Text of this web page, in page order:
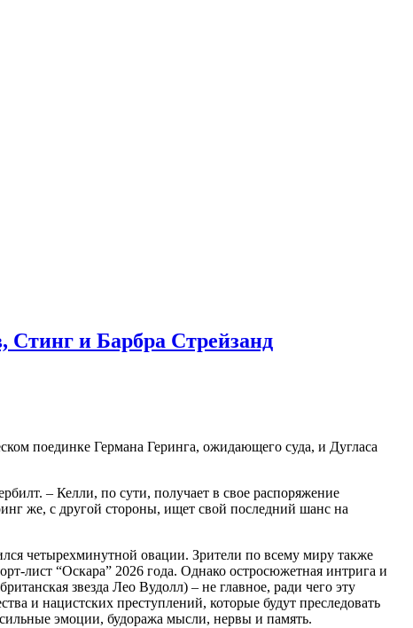
и Барбра Стрейзанд
поединке Германа Геринга, ожидающего суда, и Дугласа
– Келли, по сути, получает в свое распоряжение
же, с другой стороны, ищет свой последний шанс на
четырехминутной овации. Зрители по всему миру также
лист “Оскара” 2026 года. Однако остросюжетная интрига и
звезда Лео Вудолл) – не главное, ради чего эту
и нацистских преступлений, которые будут преследовать
эмоции, будоража мысли, нервы и память.